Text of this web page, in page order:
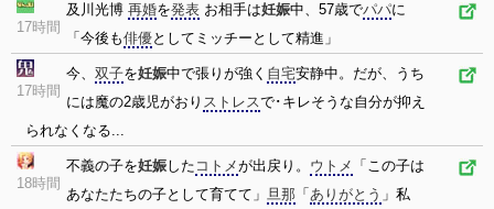
17時間
及川光博 再婚を発表 お相手は妊娠中、57歳でパパに
「今後も俳優としてミッチーとして精進」
17時間
今、 双子を妊娠中で張りが強く 自宅安静中。だが、うち
には魔の2歳児がおり ストレスで･キレそうな自分が抑え
られなくなる...
18時間
不義の子を妊娠した コトメが出戻り。 ウトメ 「この子は
あなたたちの子として育てて」 旦那 「 ありがとう 」私